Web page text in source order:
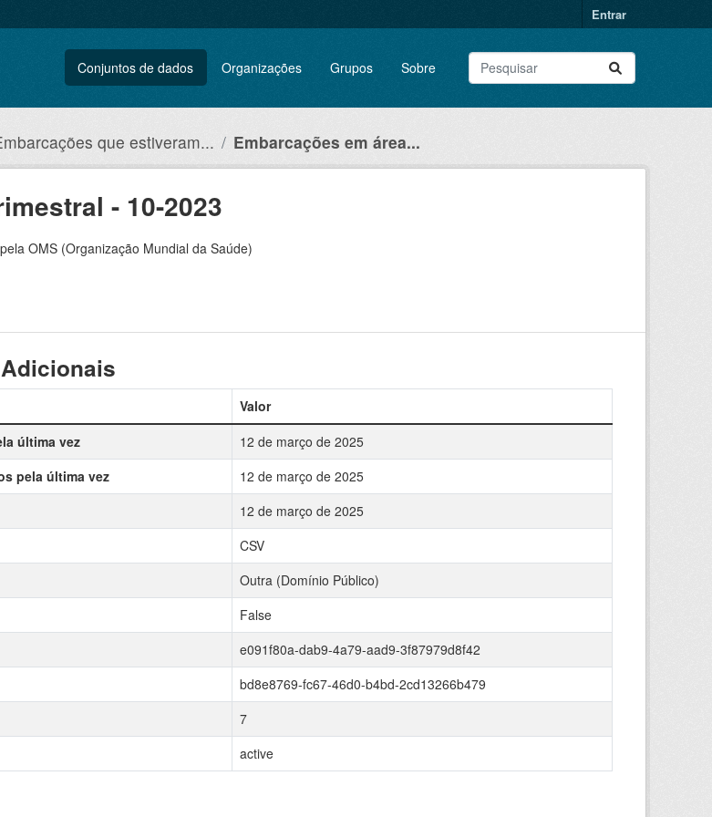
Entrar
Conjuntos de dados Organizações Grupos Sobre
que estiveram... Embarcações em área...
- 10-2023
OMS (Organização Mundial da Saúde)
Valor
última vez
12 de março de 2025
pela última vez
12 de março de 2025
12 de março de 2025
CSV
Outra (Domínio Público)
False
e091f80a-dab9-4a79-aad9-3f87979d8f42
bd8e8769-fc67-46d0-b4bd-2cd13266b479
7
active